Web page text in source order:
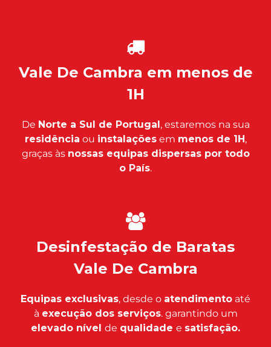
Vale De Cambra em menos de
1H
De Norte a Sul de Portugal, estaremos na sua
residência ou instalaçõesem menos de 1H,
graças às nossas equipas dispersas por todo
o País.
Desinfestação de Baratas
Vale De Cambra
Equipas exclusivas, desde o atendimento até
à execução dos serviços. garantindo um
elevado nível de qualidade e satisfação.